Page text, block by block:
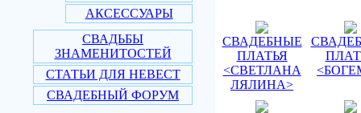
АКСЕССУАРЫ
СВАДЬБЫ
ЗНАМЕНИТОСТЕЙ
СТАТЬИ ДЛЯ НЕВЕСТ
СВАДЕБНЫЙ ФОРУМ
СВАДЕБНЫЕ
ПЛАТЬЯ
<СВЕТЛАНА
ЛЯЛИНА>